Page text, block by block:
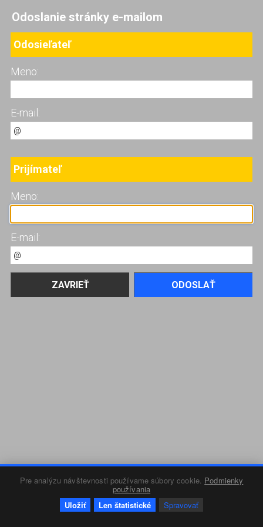
Pre analýzu návštevnosti používame súbory cookie. Podmienky
používania
Uložiť
Len štatistické Spravovať
Odoslanie stránky e-mailom
Odosieľateľ
Meno:
E-mail:
Prijímateľ
Meno:
E-mail: